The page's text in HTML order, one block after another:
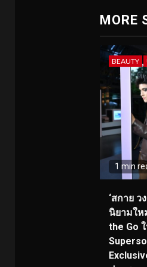
MORE
BEAUTY
1 min
‘สกาย ว
นิยามให
the Go